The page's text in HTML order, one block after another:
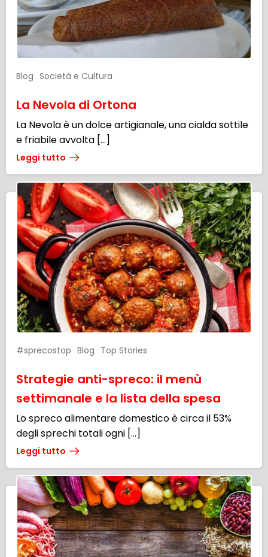
Blog Società e Cultura
La Nevola di Ortona
La Nevola è un dolce artigianale, una cialda sottile
e friabile avvolta […]
Leggi tutto
#sprecostop Blog Top Stories
Strategie anti-spreco: il menù
settimanale e la lista della spesa
Lo spreco alimentare domestico è circa il 53%
degli sprechi totali ogni […]
Leggi tutto